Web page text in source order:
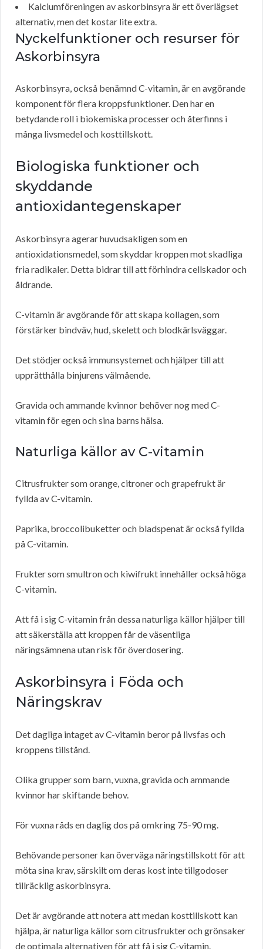
Kalciumföreningen av askorbinsyra är ett överlägset
alternativ, men det kostar lite extra.
Nyckelfunktioner och resurser för
Askorbinsyra
Askorbinsyra, också benämnd C-vitamin, är en avgörande
komponent för flera kroppsfunktioner. Den har en
betydande roll i biokemiska processer och återfinns i
många livsmedel och kosttillskott.
Biologiska funktioner och
skyddande
antioxidantegenskaper
Askorbinsyra agerar huvudsakligen som en
antioxidationsmedel, som skyddar kroppen mot skadliga
fria radikaler. Detta bidrar till att förhindra cellskador och
åldrande.
C-vitamin är avgörande för att skapa kollagen, som
förstärker bindväv, hud, skelett och blodkärlsväggar.
Det stödjer också immunsystemet och hjälper till att
upprätthålla binjurens välmående.
Gravida och ammande kvinnor behöver nog med C-
vitamin för egen och sina barns hälsa.
Naturliga källor av C-vitamin
Citrusfrukter som orange, citroner och grapefrukt är
fyllda av C-vitamin.
Paprika, broccolibuketter och bladspenat är också fyllda
på C-vitamin.
Frukter som smultron och kiwifrukt innehåller också höga
C-vitamin.
Att få i sig C-vitamin från dessa naturliga källor hjälper till
att säkerställa att kroppen får de väsentliga
näringsämnena utan risk för överdosering.
Askorbinsyra i Föda och
Näringskrav
Det dagliga intaget av C-vitamin beror på livsfas och
kroppens tillstånd.
Olika grupper som barn, vuxna, gravida och ammande
kvinnor har skiftande behov.
För vuxna råds en daglig dos på omkring 75-90 mg.
Behövande personer kan överväga näringstillskott för att
möta sina krav, särskilt om deras kost inte tillgodoser
tillräcklig askorbinsyra.
Det är avgörande att notera att medan kosttillskott kan
hjälpa, är naturliga källor som citrusfrukter och grönsaker
de optimala alternativen för att få i sig C-vitamin.